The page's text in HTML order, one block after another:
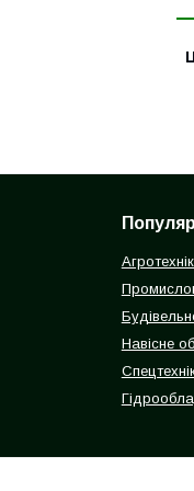
Навісне